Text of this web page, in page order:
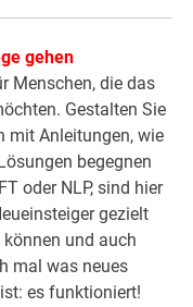
gehen
Menschen, die das
Gestalten Sie
mit Anleitungen, wie
begegnen
oder NLP, sind hier
gezielt
und auch
mal was neues
es funktioniert!